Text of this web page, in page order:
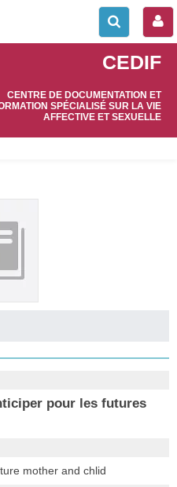
CEDIF
CENTRE DE DOCUMENTATION ET
SPÉCIALISÉ SUR LA VIE
AFFECTIVE ET SEXUELLE
pour les futures
mother and chlid